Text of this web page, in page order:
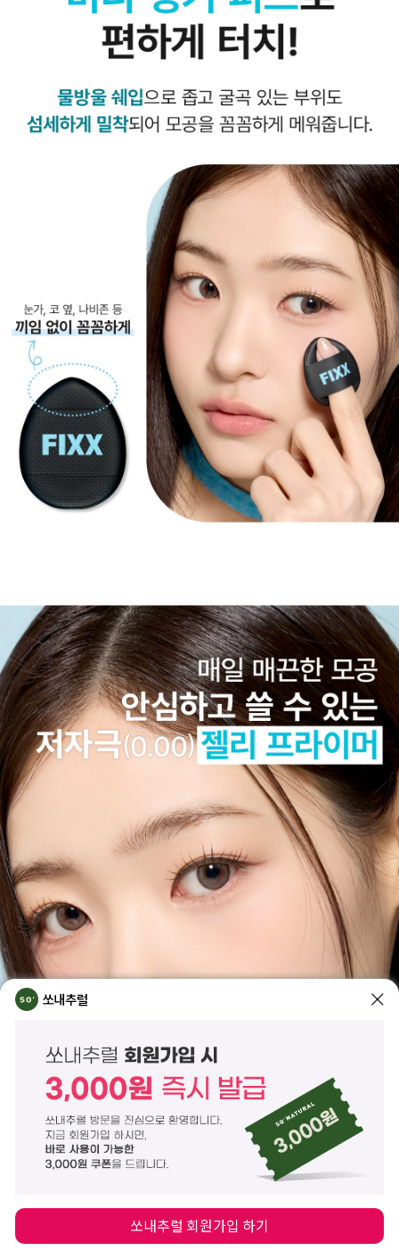
쏘내추럴
쏘내추럴 회원가입 하기